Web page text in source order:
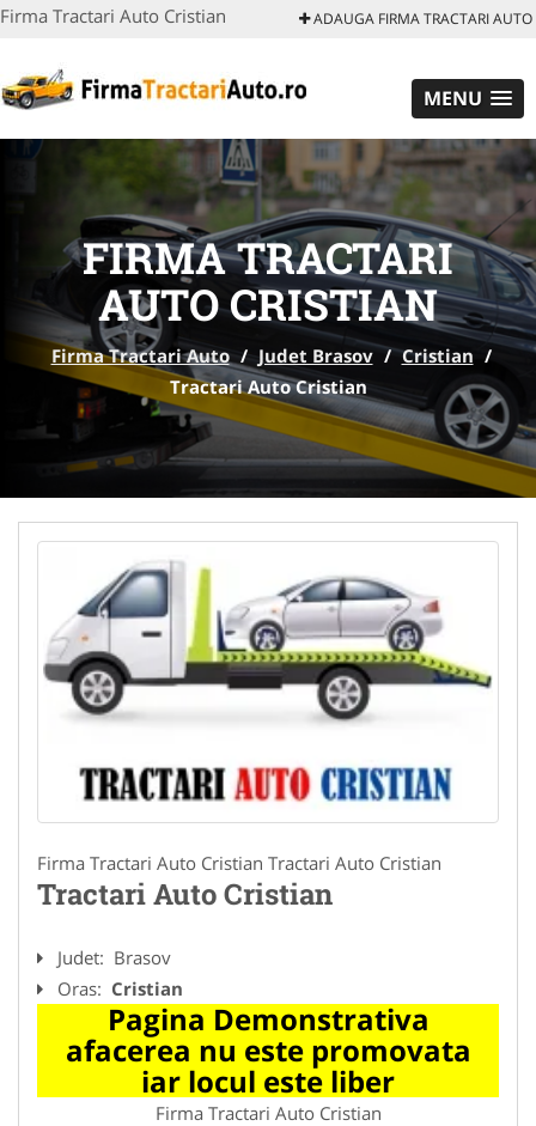
Firma Tractari Auto Cristian ADAUGA FIRMA TRACTARI AUTO
MENU
FIRMA TRACTARI
AUTO CRISTIAN
Firma Tractari Auto / Judet Brasov / Cristian /
Tractari Auto Cristian
Firma Tractari Auto Cristian Tractari Auto Cristian
Tractari Auto Cristian
Judet: Brasov
Oras: Cristian
Pagina Demonstrativa
afacerea nu este promovata
iar locul este liber
Firma Tractari Auto Cristian